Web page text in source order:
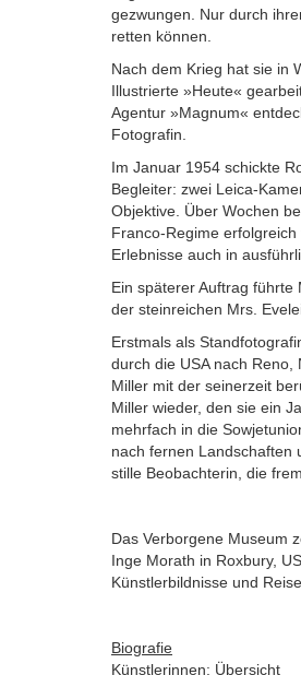
gezwungen. Nur durch
retten können.
Nach dem Krieg hat sie in
Illustrierte »Heute«
Agentur »Magnum«
Fotografin.
Im Januar 1954 schickte
Begleiter: zwei Leica-
Objektive. Über Wochen
Franco-Regime
Erlebnisse auch in
Ein späterer Auftrag
der steinreichen Mrs.
Erstmals als
durch die USA nach
Miller mit der seinerzeit
Miller wieder, den sie ein
mehrfach in die
nach fernen Landschaften
stille Beobachterin, die
Das Verborgene Museum
Inge Morath in Roxbury,
Künstlerbildnisse und
Biografie
Künstlerinnen: Übersicht